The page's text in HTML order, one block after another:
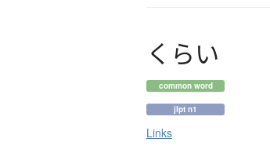
く らい
common word
jlpt n1
Links